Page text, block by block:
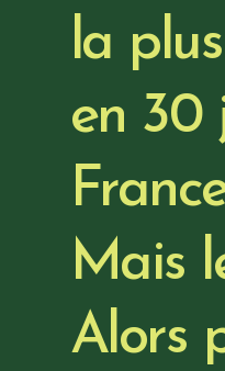
la
en 30
Mais
Alors